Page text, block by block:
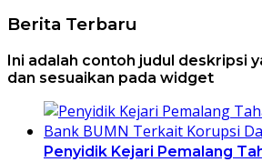
Berita Terbaru
Ini adalah contoh judul deskripsi
dan sesuaikan pada widget
Penyidik Kejari Pemalang